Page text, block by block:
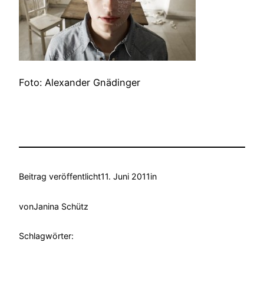
Foto: Alexander Gnädinger
Beitrag veröffentlicht11. Juni 2011in
vonJanina Schütz
Schlagwörter: